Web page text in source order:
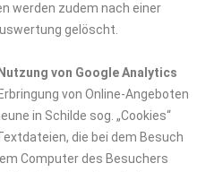
werden zudem nach einer
gelöscht.
von Google Analytics
von Online-Angeboten
in Schilde sog. „Cookies“
die bei dem Besuch
Computer des Besuchers